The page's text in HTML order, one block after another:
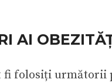
AI
fi folosiți următorii